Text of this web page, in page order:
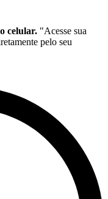
celular. "Acesse sua
pelo seu